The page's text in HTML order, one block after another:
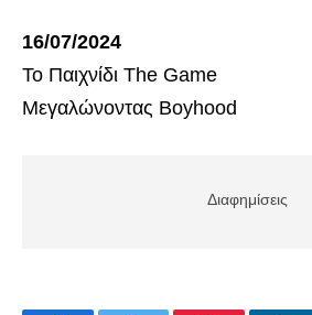
16/07/2024
Το Παιχνίδι The Game
Μεγαλώνοντας Boyhood
Διαφημίσεις